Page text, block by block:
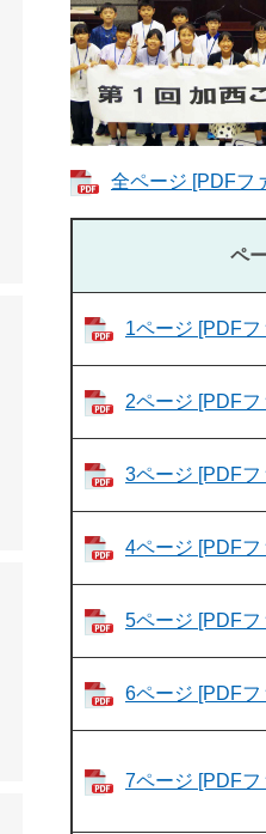
全ページ [PDFフ
ペ
1ページ [PDF
2ページ [PDF
3ページ [PDF
4ページ [PDF
5ページ [PDF
6ページ [PDF
7ページ [PDF